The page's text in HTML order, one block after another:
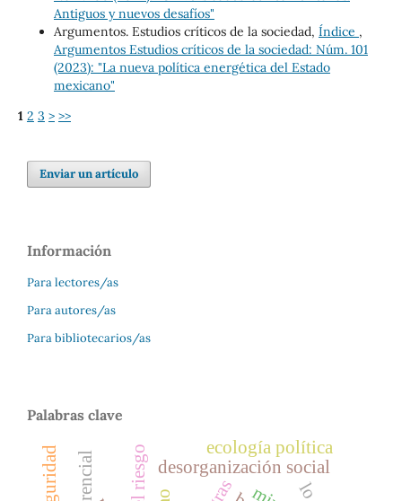
Antiguos y nuevos desafíos"
Argumentos. Estudios críticos de la sociedad, Índice ,
Argumentos Estudios críticos de la sociedad: Núm. 101
(2023): "La nueva política energética del Estado
mexicano"
1 2 3 > >>
Enviar un artículo
Información
Para lectores/as
Para autores/as
Para bibliotecarios/as
Palabras clave
desorganización social
ecología política